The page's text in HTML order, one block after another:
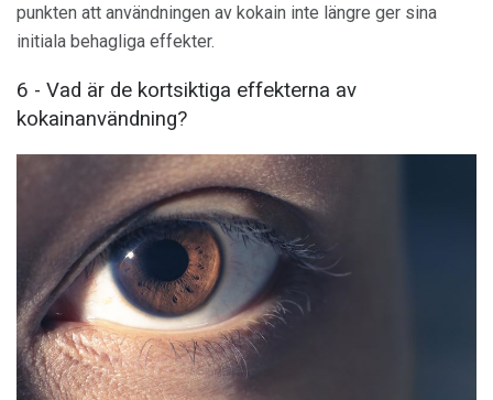
punkten att användningen av kokain inte längre ger sina
initiala behagliga effekter.
6 - Vad är de kortsiktiga effekterna av
kokainanvändning?